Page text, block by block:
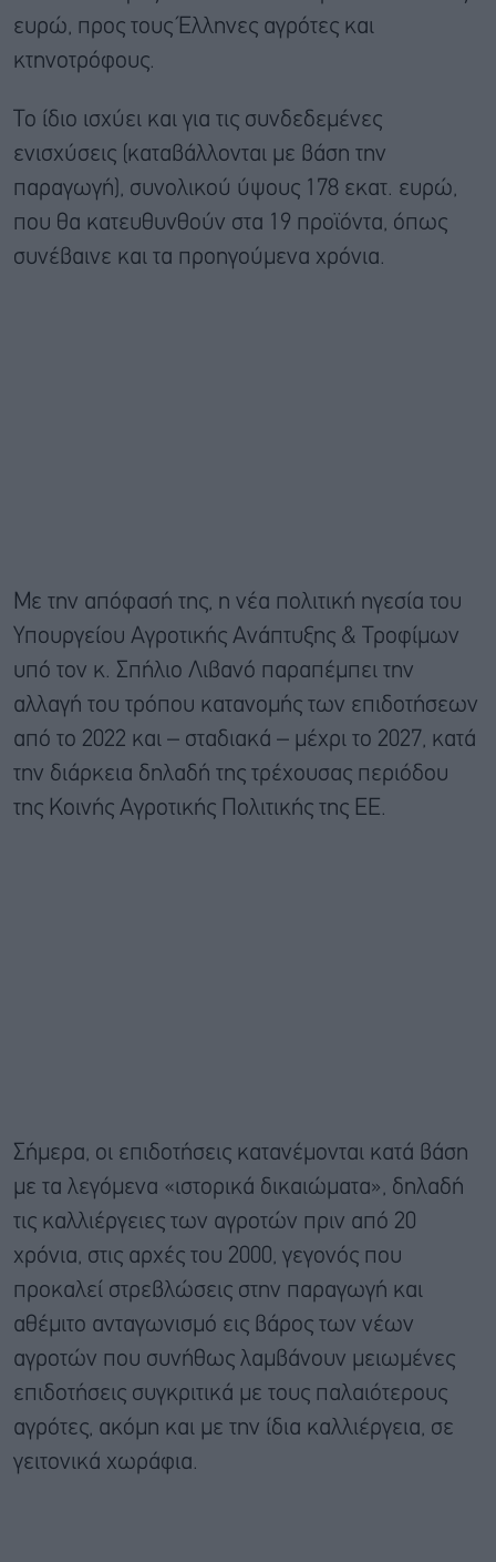
ευρώ, προς τους Έλληνες αγρότες και
κτηνοτρόφους.
Το ίδιο ισχύει και για τις συνδεδεμένες
ενισχύσεις (καταβάλλονται με βάση την
παραγωγή), συνολικού ύψους 178 εκατ. ευρώ,
που θα κατευθυνθούν στα 19 προϊόντα, όπως
συνέβαινε και τα προηγούμενα χρόνια.
Με την απόφασή της, η νέα πολιτική ηγεσία του
Υπουργείου Αγροτικής Ανάπτυξης & Τροφίμων
υπό τον κ. Σπήλιο Λιβανό παραπέμπει την
αλλαγή του τρόπου κατανομής των επιδοτήσεων
από το 2022 και – σταδιακά – μέχρι το 2027, κατά
την διάρκεια δηλαδή της τρέχουσας περιόδου
της Κοινής Αγροτικής Πολιτικής της ΕΕ.
Σήμερα, οι επιδοτήσεις κατανέμονται κατά βάση
με τα λεγόμενα «ιστορικά δικαιώματα», δηλαδή
τις καλλιέργειες των αγροτών πριν από 20
χρόνια, στις αρχές του 2000, γεγονός που
προκαλεί στρεβλώσεις στην παραγωγή και
αθέμιτο ανταγωνισμό εις βάρος των νέων
αγροτών που συνήθως λαμβάνουν μειωμένες
επιδοτήσεις συγκριτικά με τους παλαιότερους
αγρότες, ακόμη και με την ίδια καλλιέργεια, σε
γειτονικά χωράφια.